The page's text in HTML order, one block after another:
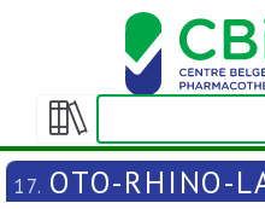
Afficher/masquer
la
table
17. OTO-RHINO-